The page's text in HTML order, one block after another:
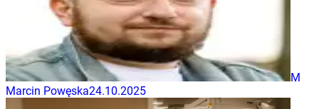
M
Marcin Powęska24.10.2025